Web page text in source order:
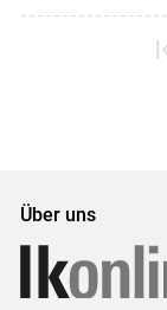
Über uns